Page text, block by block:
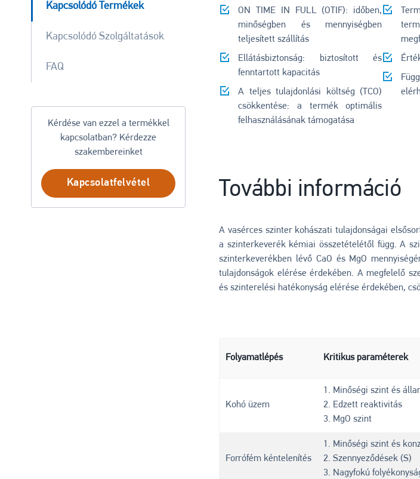
Kapcsolódó Termékek
Kapcsolódó Szolgáltatások
FAQ
Kérdése van ezzel a termékkel
kapcsolatban? Kérdezze
szakembereinket
Kapcsolatfelvétel
ON TIME IN FULL (OTIF): időben,
minőségben és mennyiségben
teljesített szállítás
Ellátásbiztonság: biztosított és
fenntartott kapacitás
A teljes tulajdonlási költség (TCO)
csökkentése: a termék optimális
felhasználásának támogatása
További információ
A vasérces szinter kohászati tulajdonságai
a szinterkeverék kémiai összetételétől függ. A
szinterkeverékben lévő CaO és MgO
tulajdonságok elérése érdekében. A megfelelő
és szinterelési hatékonyság elérése érdekében,
Folyamatlépés Kritikus paraméterek
Kohó üzem
1. Minőségi szint és
2. Edzett reaktivitás
3. MgO szint
Forrófém kéntelenítés
1. Minőségi szint és
2. Szennyeződések (S)
3. Nagyfokú